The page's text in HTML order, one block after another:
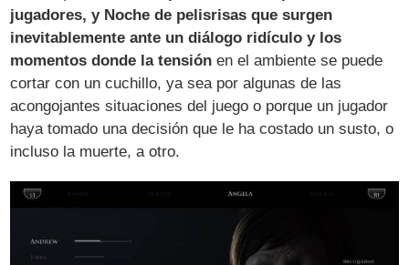
jugadores, y Noche de pelisrisas que surgen
inevitablemente ante un diálogo ridículo y los
momentos donde la tensión en el ambiente se puede
cortar con un cuchillo, ya sea por algunas de las
acongojantes situaciones del juego o porque un jugador
haya tomado una decisión que le ha costado un susto, o
incluso la muerte, a otro.